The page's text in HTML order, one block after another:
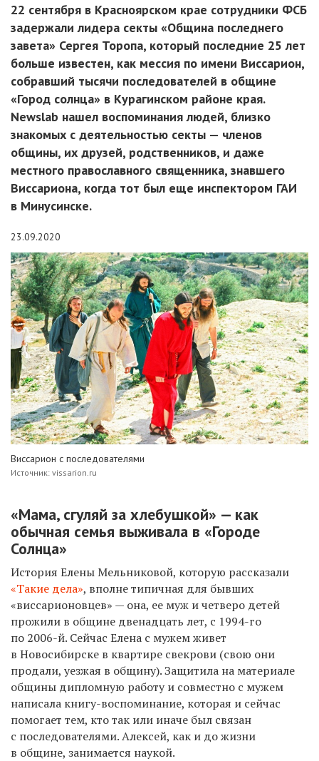
22 сентября в Красноярском крае сотрудники ФСБ
задержали лидера секты «Община последнего
завета» Сергея Торопа, который последние 25 лет
больше известен, как мессия по имени Виссарион,
собравший тысячи последователей в общине
«Город солнца» в Курагинском районе края.
Newslab нашел воспоминания людей, близко
знакомых с деятельностью секты — членов
общины, их друзей, родственников, и даже
местного православного священника, знавшего
Виссариона, когда тот был еще инспектором ГАИ
в Минусинске.
23.09.2020
Виссарион с последователями
Источник: vissarion.ru
«Мама, сгуляй за хлебушкой» — как
обычная семья выживала в «Городе
Солнца»
История Елены Мельниковой, которую рассказали
«Такие дела», вполне типичная для бывших
«виссарионовцев» — она, ее муж и четверо детей
прожили в общине двенадцать лет, с 1994-го
по 2006-й. Сейчас Елена с мужем живет
в Новосибирске в квартире свекрови (свою они
продали, уезжая в общину). Защитила на материале
общины дипломную работу и совместно с мужем
написала книгу-воспоминание, которая и сейчас
помогает тем, кто так или иначе был связан
с последователями. Алексей, как и до жизни
в общине, занимается наукой.